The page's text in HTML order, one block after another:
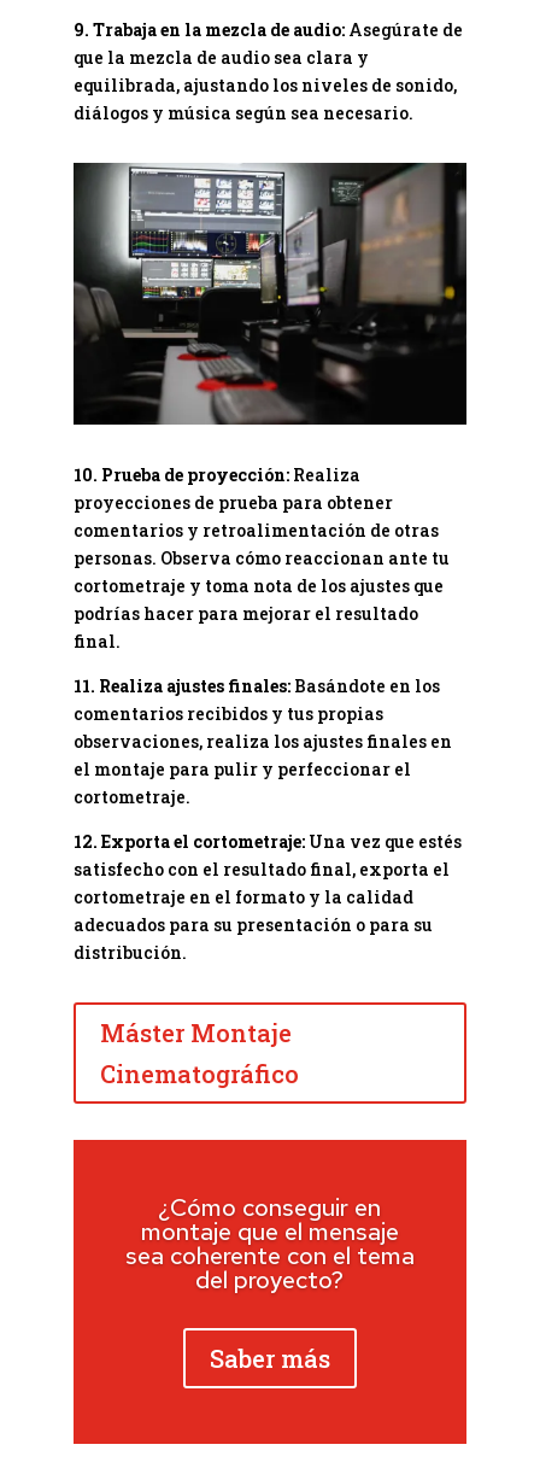
9. Trabaja en la mezcla de audio:Asegúrate de
que la mezcla de audio sea clara y
equilibrada, ajustando los niveles de sonido,
diálogos y música según sea necesario.
10. Prueba de proyección:Realiza
proyecciones de prueba para obtener
comentarios y retroalimentación de otras
personas. Observa cómo reaccionan ante tu
cortometraje y toma nota de los ajustes que
podrías hacer para mejorar el resultado
final.
11. Realiza ajustes finales:Basándote en los
comentarios recibidos y tus propias
observaciones, realiza los ajustes finales en
el montaje para pulir y perfeccionar el
cortometraje.
12. Exporta el cortometraje:Una vez que estés
satisfecho con el resultado final, exporta el
cortometraje en el formato y la calidad
adecuados para su presentación o para su
distribución.
Máster Montaje
Cinematográfico
¿Cómo conseguir en
montaje que el mensaje
sea coherente con el tema
del proyecto?
Saber más